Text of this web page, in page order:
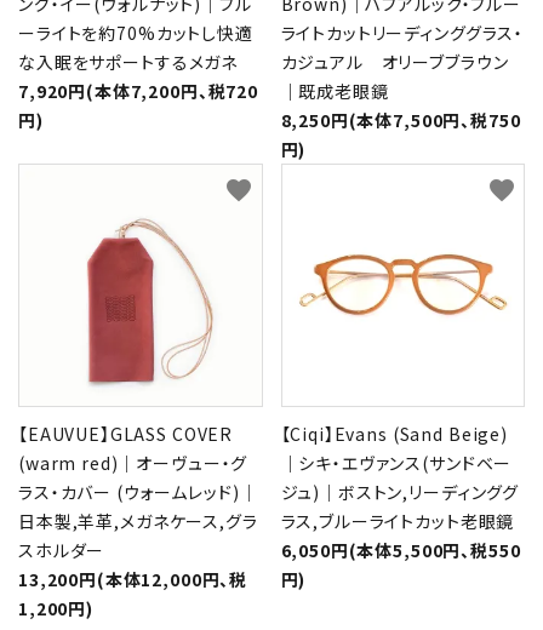
ーライトを約70%カットし快適
な入眠をサポートするメガネ
7,920円(本体7,200円、税720
円)
ライトカットリーディンググラス・
カジュアル オリーブブラウン
｜既成老眼鏡
8,250円(本体7,500円、税750
円)
【EAUVUE】GLASS COVER
(warm red)｜オーヴュー・グ
ラス・カバー (ウォームレッド)｜
日本製,羊革,メガネケース,グラ
スホルダー
13,200円(本体12,000円、税
1,200円)
favorite
【Ciqi】Evans (Sand Beige)
｜シキ・エヴァンス(サンドベー
ジュ)｜ボストン,リーディンググ
ラス,ブルーライトカット老眼鏡
6,050円(本体5,500円、税550
円)
favorite